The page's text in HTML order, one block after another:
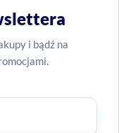
i bądź na